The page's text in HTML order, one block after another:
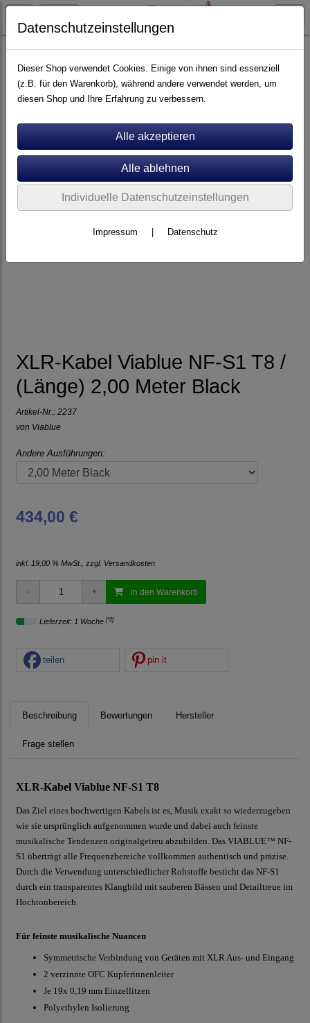
Artikel nach Marken P - Z Viablue
XLR-Kabel Viablue NF-S1 T8 /
(Länge) 2,00 Meter Black
Artikel-Nr.: 2237
von Viablue
Andere Ausführungen:
434,00 €
inkl. 19,00 % MwSt., zzgl. Versandkosten
in den Warenkorb
Lieferzeit: 1 Woche [*2]
teilen pin it
Beschreibung Bewertungen Hersteller
Frage stellen
XLR-Kabel Viablue NF-S1 T8
Das Ziel eines hochwertigen Kabels ist es, Musik exakt so wiederzugeben
wie sie ursprünglich aufgenommen wurde und dabei auch feinste
musikalische Tendenzen originalgetreu abzubilden. Das VIABLUE™ NF-
S1 überträgt alle Frequenzbereiche vollkommen authentisch und präzise.
Durch die Verwendung unterschiedlicher Rohstoffe besticht das NF-S1
durch ein transparentes Klangbild mit sauberen Bässen und Detailtreue im
Hochtonbereich.
Für feinste musikalische Nuancen
Symmetrische Verbindung von Geräten mit XLR Aus- und Eingang
2 verzinnte OFC Kupferinnenleiter
Je 19x 0,19 mm Einzellitzen
Polyethylen Isolierung
Datenschutzeinstellungen
Dieser Shop verwendet Cookies. Einige von ihnen sind essenziell
(z.B. für den Warenkorb), während andere verwendet werden, um
diesen Shop und Ihre Erfahrung zu verbessern.
Individuelle Datenschutzeinstellungen
Impressum Datenschutz